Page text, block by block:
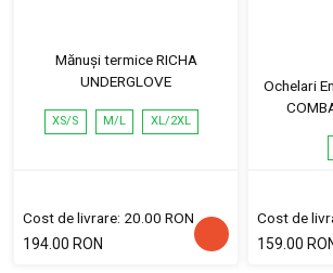
Mănuși termice RICHA
UNDERGLOVE
XS/S M/L XL/2XL
Cost de livrare: 20.00 RON
194.00 RON
Ochelari
Cost de
159.00